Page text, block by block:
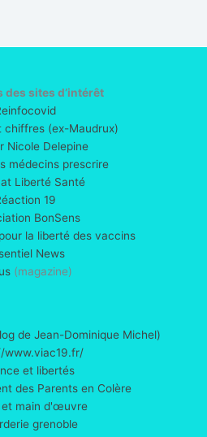
des sites d’intérêt
chiffres (ex-Maudrux)
Nicole Delepine
médecins prescrire
Liberté Santé
19
BonSens
la liberté des vaccins
News
(magazine)
de Jean-Dominique Michel)
www.viac19.fr/
et libertés
des Parents en Colère
et main d'œuvre
grenoble